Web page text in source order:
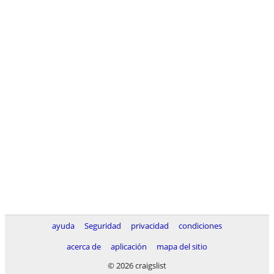
ayuda Seguridad privacidad
condiciones
acerca de
aplicación
mapa del sitio
© 2026 craigslist